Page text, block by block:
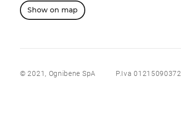
Show on map
© 2021, Ognibene SpA P.Iva 01215090372